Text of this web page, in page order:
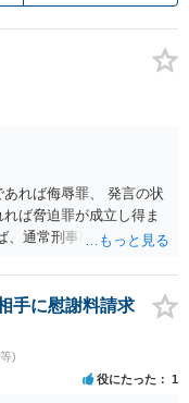
れば侮辱罪、 発言の状
ば脅迫罪が成立し得ま
、通常刑事民事共に問題
手に慰謝料請求
)
役にたった 1